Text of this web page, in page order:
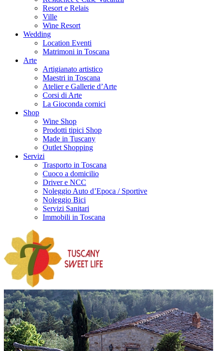
Resort e Relais
Ville
Wine Resort
Wedding
Location Eventi
Matrimoni in Toscana
Arte
Artigianato artistico
Maestri in Toscana
Atelier e Gallerie d’Arte
Corsi di Arte
La Gioconda cornici
Shop
Wine Shop
Prodotti tipici Shop
Made in Tuscany
Outlet Shopping
Servizi
Trasporto in Toscana
Cuoco a domicilio
Driver e NCC
Noleggio Auto d’Epoca / Sportive
Noleggio Bici
Servizi Sanitari
Immobili in Toscana